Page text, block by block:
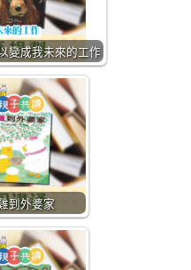
變成我未來的工作
到外婆家